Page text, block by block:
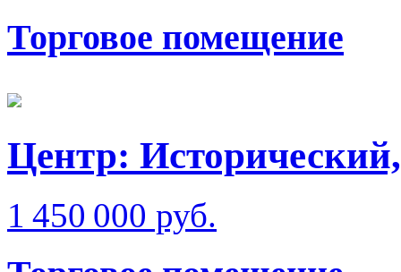
Торговое помещение
Центр:
1 450 000 руб.